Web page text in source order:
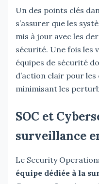
Un des points clés
s’assurer que les
mis à jour avec les
sécurité. Une fois les
équipes de sécurité
d’action clair pour
minimisant les
SOC et
surveillance
Le Security
équipe dédiée à la